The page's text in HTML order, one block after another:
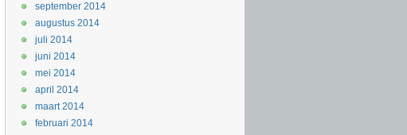
september 2014
augustus 2014
juli 2014
juni 2014
mei 2014
april 2014
maart 2014
februari 2014